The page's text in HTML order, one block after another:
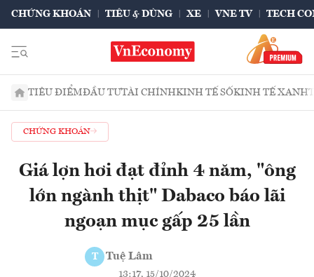
CHỨNG KHOÁN TIÊU & DÙNG XE VNE TV TECH
TIÊU ĐIỂMĐẦU TƯTÀI CHÍNHKINH TẾ SỐKINH TẾ XANH
CHỨNG KHOÁN
Giá lợn hơi đạt đỉnh 4 năm, "ông
lớn ngành thịt" Dabaco báo lãi
ngoạn mục gấp 25 lần
T Tuệ Lâm
13:17, 15/10/2024